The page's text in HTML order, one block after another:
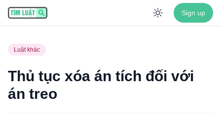
Enable
Sign up
Luật khác
Thủ tục xóa án tích đối với
án treo